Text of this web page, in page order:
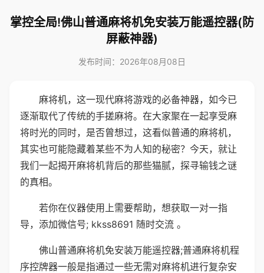
掌控全局!佛山普通麻将机免安装万能遥控器(防
屏蔽神器)
发布时间：2026年08月08日
麻将机，这一现代麻将游戏的必备神器，如今已
逐渐取代了传统的手搓麻将。在大家聚在一起享受麻
将时光的同时，是否曾想过，这看似普通的麻将机，
其实也可能隐藏着某些不为人知的秘密？今天，就让
我们一起揭开麻将机背后的那些猫腻，探寻输钱之谜
的真相。
若你在仪器使用上需要帮助，想获取一对一指
导，添加微信号; kkss8691 随时交流 。
佛山普通麻将机免安装万能遥控器;普通麻将机程
序控牌器一般是指通过一些无需对麻将机进行复杂安